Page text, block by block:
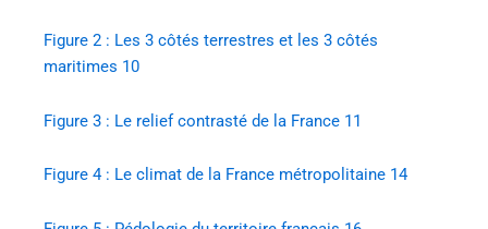
Figure 2 : Les 3 côtés terrestres et les 3 côtés
maritimes 10
Figure 3 : Le relief contrasté de la France 11
Figure 4 : Le climat de la France métropolitaine 14